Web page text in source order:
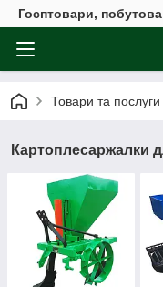
Госптовари,
Товари та послуги
Картоплесаржалки